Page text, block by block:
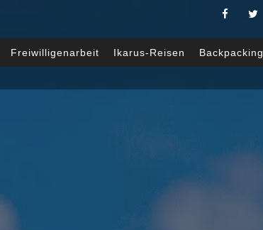
Freiwilligenarbeit Ikarus-Reisen Backpacking